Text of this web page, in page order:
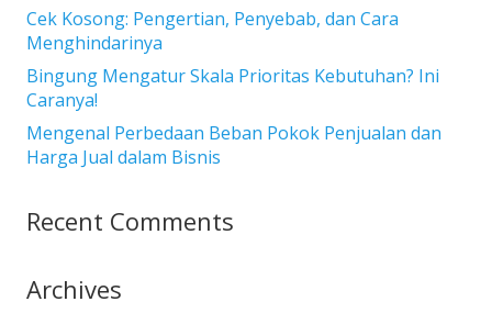
Cek Kosong: Pengertian, Penyebab, dan Cara
Menghindarinya
Bingung Mengatur Skala Prioritas Kebutuhan? Ini
Caranya!
Mengenal Perbedaan Beban Pokok Penjualan dan
Harga Jual dalam Bisnis
Recent Comments
Archives